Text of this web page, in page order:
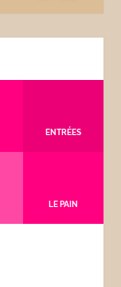
ENTRÉES
LE PAIN